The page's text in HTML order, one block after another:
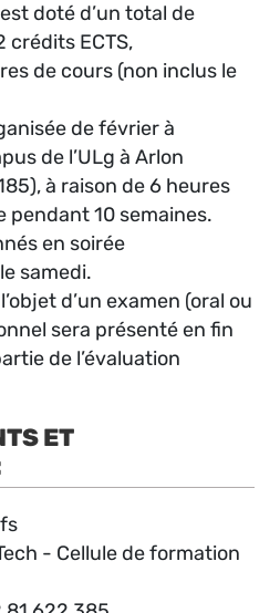
doté d’un total de
crédits ECTS,
de cours (non inclus le
de février à
de l’ULg à Arlon
à raison de 6 heures
pendant 10 semaines.
en soirée
samedi.
d’un examen (oral ou
sera présenté en fin
de l’évaluation
ET
- Cellule de formation